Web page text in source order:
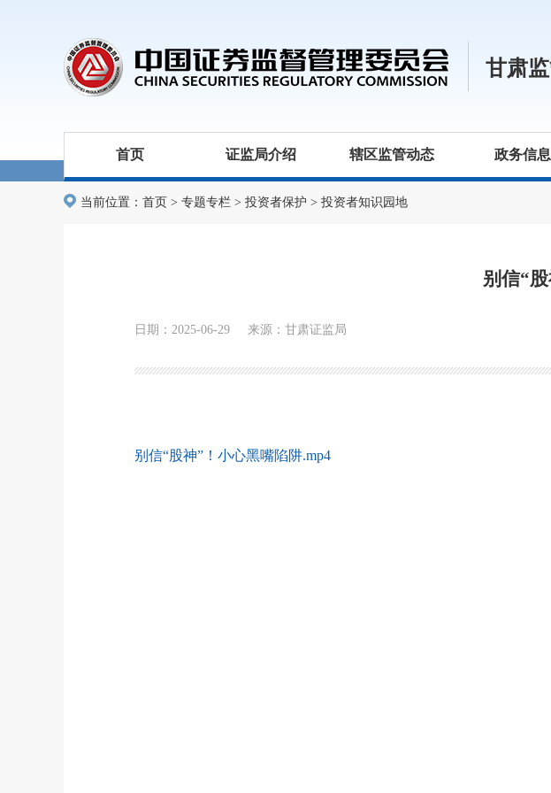
甘肃
首页 证监局介绍 辖区监管动态 政务信息
当前位置： 首页 > 专题专栏 > 投资者保护 > 投资者知识园地
别信“
日期：2025-06-29 来源：甘肃证监局
别信“股神”！小心黑嘴陷阱.mp4